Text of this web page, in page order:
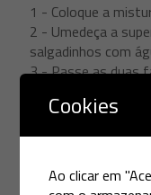
1 - Coloque a
2 - Umedeça a
salgadinhos com
3 - Passe as duas
esteja coberta com
temperar as
Cookies
Ao clicar em